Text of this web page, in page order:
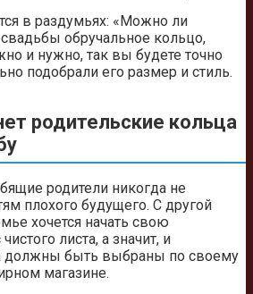
в раздумьях: «Можно ли
обручальное кольцо,
и нужно, так вы будете точно
подобрали его размер и стиль.
родительские кольца
родители никогда не
плохого будущего. С другой
хочется начать свою
листа, а значит, и
должны быть выбраны по своему
магазине.